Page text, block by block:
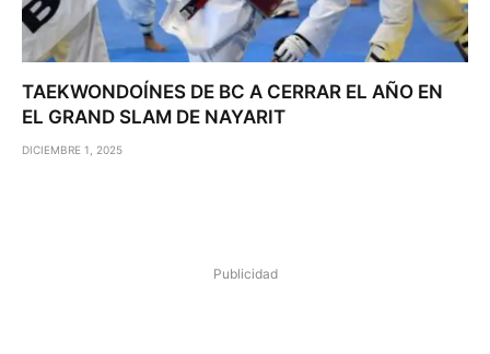
TAEKWONDOÍNES DE BC A CERRAR EL AÑO EN
EL GRAND SLAM DE NAYARIT
DICIEMBRE 1, 2025
Publicidad